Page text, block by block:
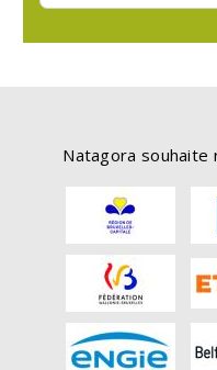
Natagora souhaite